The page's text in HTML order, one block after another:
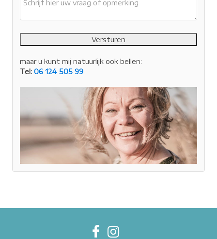
maar u kunt mij natuurlijk ook bellen:
Tel: 06 124 505 99